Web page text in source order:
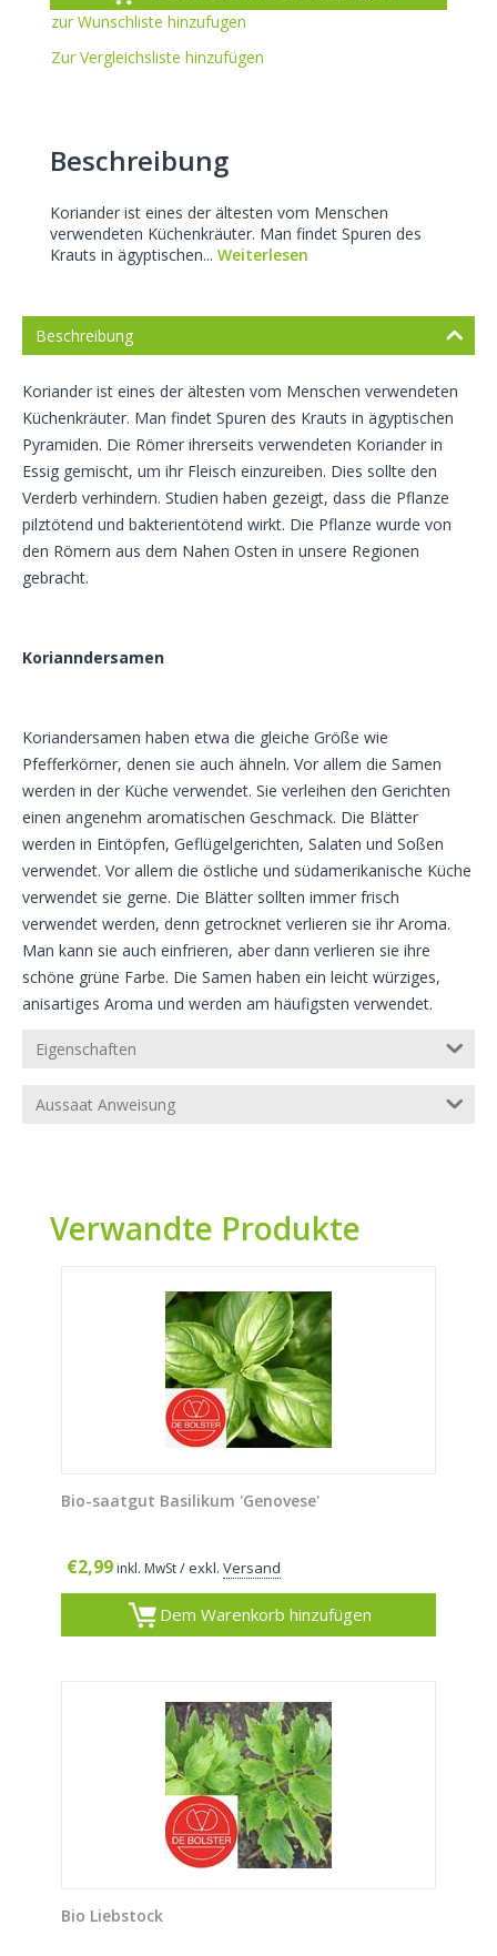
zur Wunschliste hinzufugen
Zur Vergleichsliste hinzufügen
Beschreibung
Koriander ist eines der ältesten vom Menschen
verwendeten Küchenkräuter. Man findet Spuren des
Krauts in ägyptischen... Weiterlesen
Beschreibung
Koriander ist eines der ältesten vom Menschen verwendeten
Küchenkräuter. Man findet Spuren des Krauts in ägyptischen
Pyramiden. Die Römer ihrerseits verwendeten Koriander in
Essig gemischt, um ihr Fleisch einzureiben. Dies sollte den
Verderb verhindern. Studien haben gezeigt, dass die Pflanze
pilztötend und bakterientötend wirkt. Die Pflanze wurde von
den Römern aus dem Nahen Osten in unsere Regionen
gebracht.
Korianndersamen
Koriandersamen haben etwa die gleiche Größe wie
Pfefferkörner, denen sie auch ähneln. Vor allem die Samen
werden in der Küche verwendet. Sie verleihen den Gerichten
einen angenehm aromatischen Geschmack. Die Blätter
werden in Eintöpfen, Geflügelgerichten, Salaten und Soßen
verwendet. Vor allem die östliche und südamerikanische Küche
verwendet sie gerne. Die Blätter sollten immer frisch
verwendet werden, denn getrocknet verlieren sie ihr Aroma.
Man kann sie auch einfrieren, aber dann verlieren sie ihre
schöne grüne Farbe. Die Samen haben ein leicht würziges,
anisartiges Aroma und werden am häufigsten verwendet.
Eigenschaften
Aussaat Anweisung
Verwandte Produkte
Bio-saatgut Basilikum 'Genovese'
€2,99 inkl. MwSt/ exkl. Versand
Dem Warenkorb hinzufügen
Bio Liebstock